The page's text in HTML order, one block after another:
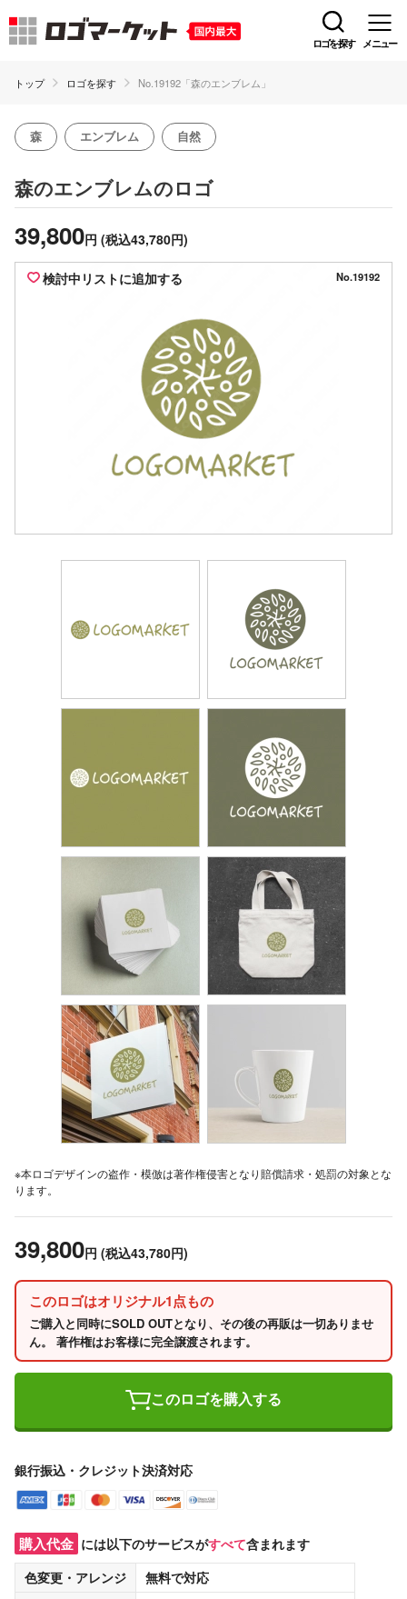
ロゴを探す メニュー
トップ ロゴを探す No.19192「森のエンブレム」
森 エンブレム 自然
森のエンブレムのロゴ
39,800円 (税込43,780円)
検討中リストに追加する No.19192
※本ロゴデザインの盗作・模倣は著作権侵害となり賠償請求・処罰の対象とな
ります。
39,800円 (税込43,780円)
このロゴはオリジナル1点もの
ご購入と同時にSOLD OUTとなり、その後の再販は一切ありませ
ん。 著作権はお客様に完全譲渡されます。
このロゴを購入する
銀行振込・クレジット決済対応
購入代金 には以下のサービスがすべて含まれます
色変更・アレンジ
無料で対応